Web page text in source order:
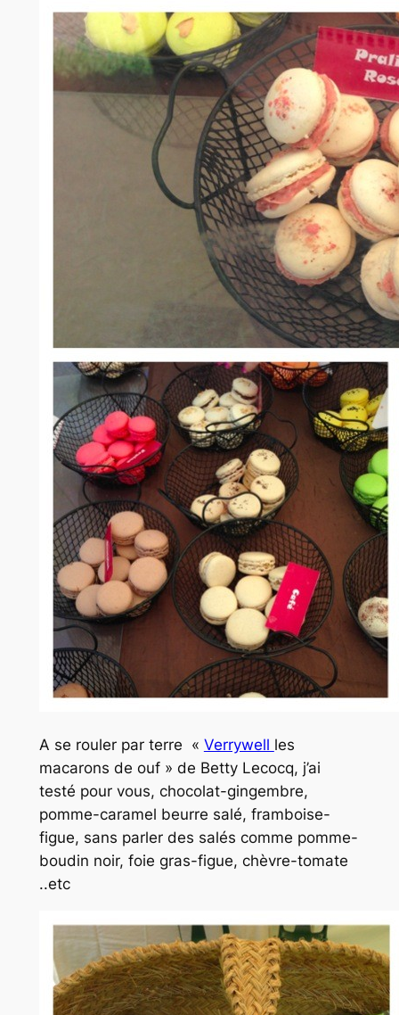
A se rouler par terre « Verrywell les
macarons de ouf » de Betty Lecocq, j’ai
testé pour vous, chocolat-gingembre,
pomme-caramel beurre salé, framboise-
figue, sans parler des salés comme pomme-
boudin noir, foie gras-figue, chèvre-tomate
..etc